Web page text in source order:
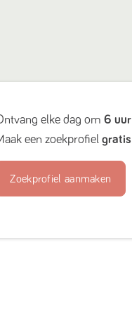
elke dag om6 uur
een zoekprofielgratis
Zoekprofiel aanmaken